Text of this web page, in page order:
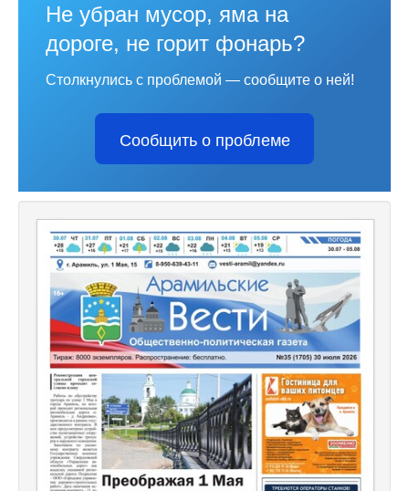
Не убран мусор, яма на
дороге, не горит фонарь?
Столкнулись с проблемой — сообщите о ней!
Сообщить о проблеме